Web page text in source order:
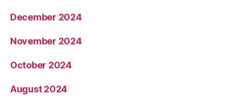
December 2024
November 2024
October 2024
August 2024